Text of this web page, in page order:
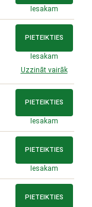
Iesakam
PIETEIKTIES
Iesakam
Uzzināt vairāk
PIETEIKTIES
Iesakam
PIETEIKTIES
Iesakam
PIETEIKTIES